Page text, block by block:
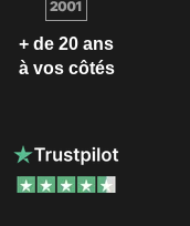
+ de 20 ans
à vos côtés